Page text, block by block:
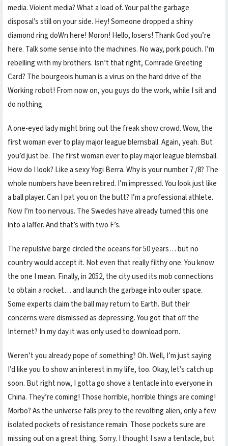
media. Violent media? What a load of. Your pal the garbage
disposal’s still on your side. Hey! Someone dropped a shiny
diamond ring doWn here! Moron! Hello, losers! Thank God you’re
here. Talk some sense into the machines. No way, pork pouch. I’m
rebelling with my brothers. Isn’t that right, Comrade Greeting
Card? The bourgeois human is a virus on the hard drive of the
Working robot! From now on, you guys do the work, while I sit and
do nothing.
A one-eyed lady might bring out the freak show crowd. Wow, the
first woman ever to play major league blernsball. Again, yeah. But
you’d just be. The first woman ever to play major league blernsball.
How do I look? Like a sexy Yogi Berra. Why is your number 7 /8? The
whole numbers have been retired. I’m impressed. You look just like
a ball player. Can I pat you on the butt? I’m a professional athlete.
Now I’m too nervous. The Swedes have already turned this one
into a laffer. And that’s with two F’s.
The repulsive barge circled the oceans for 50 years… but no
country would accept it. Not even that really filthy one. You know
the one I mean. Finally, in 2052, the city used its mob connections
to obtain a rocket… and launch the garbage into outer space.
Some experts claim the ball may return to Earth. But their
concerns were dismissed as depressing. You got that off the
Internet? In my day it was only used to download porn.
Weren’t you already pope of something? Oh. Well, I’m just saying
I’d like you to show an interest in my life, too. Okay, let’s catch up
soon. But right now, I gotta go shove a tentacle into everyone in
China. They’re coming! Those horrible, horrible things are coming!
Morbo? As the universe falls prey to the revolting alien, only a few
isolated pockets of resistance remain. Those pockets sure are
missing out on a great thing. Sorry. I thought I saw a tentacle, but